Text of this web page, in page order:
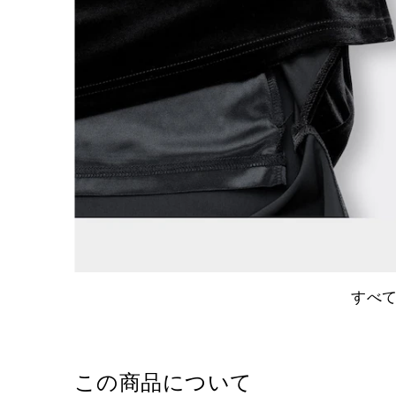
すべ
この商品について